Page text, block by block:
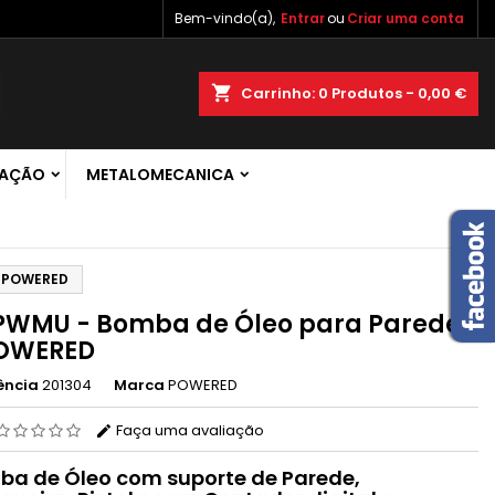
Bem-vindo(a), Entrarou Criar uma conta
shopping_cart Carrinho: 0 Produtos - 0,00 €
METALOMECANICA
- Bomba de Óleo para Parede
201304 Marca POWERED
Faça uma avaliação
de Óleo com suporte de Parede,